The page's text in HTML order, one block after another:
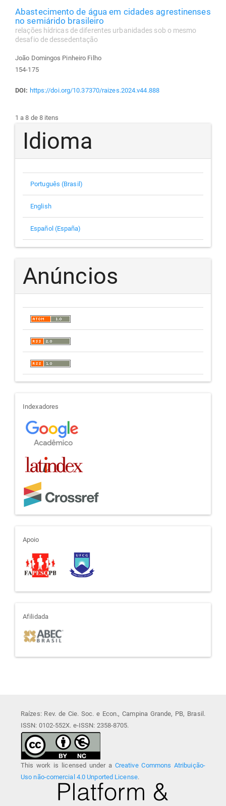
Abastecimento de água em cidades agrestinenses
no semiárido brasileiro
relações hídricas de diferentes urbanidades sob o mesmo
desafio de dessedentação
João Domingos Pinheiro Filho
154-175
DOI: https://doi.org/10.37370/raizes.2024.v44.888
1 a 8 de 8 itens
Idioma
Português (Brasil)
English
Español (España)
Anúncios
indexadores
Indexadores
apoio
Apoio
afiliada
Afilidada
Raízes: Rev. de Cie. Soc. e Econ., Campina Grande, PB, Brasil.
ISSN: 0102-552X. e-ISSN: 2358-8705.
This work is licensed under a Creative Commons Atribuição-
Uso não-comercial 4.0 Unported License.